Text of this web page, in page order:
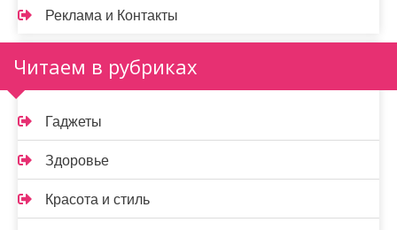
Реклама и Контакты
Читаем в рубриках
Гаджеты
Здоровье
Красота и стиль